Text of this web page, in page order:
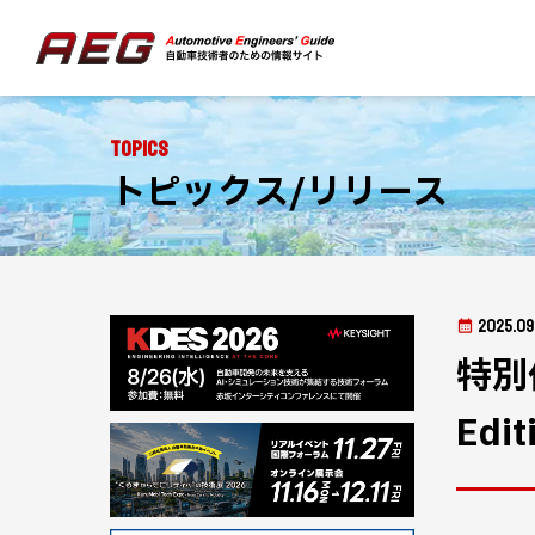
Topics
トピックス/リリース
特